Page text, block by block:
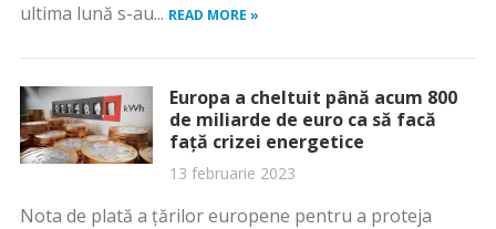
ultima lună s-au... READ MORE »
Europa a cheltuit până acum 800
de miliarde de euro ca să facă
față crizei energetice
13 februarie 2023
Nota de plată a țărilor europene pentru a proteja